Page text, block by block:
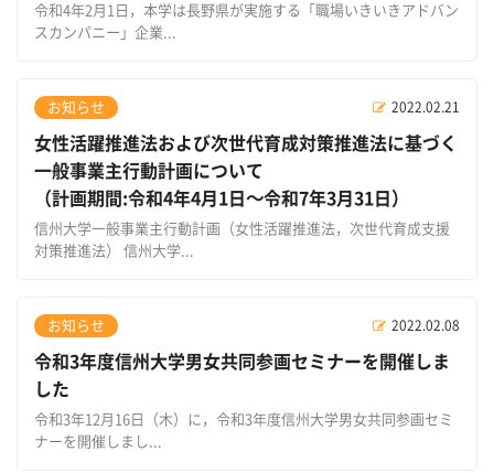
令和4年2月1日，本学は長野県が実施する「職場いきいきアドバン
スカンパニー」企業...
お知らせ 2022.02.21
女性活躍推進法および次世代育成対策推進法に基づく
一般事業主行動計画について
（計画期間:令和4年4月1日～令和7年3月31日）
信州大学一般事業主行動計画（女性活躍推進法，次世代育成支援
対策推進法） 信州大学...
お知らせ 2022.02.08
令和3年度信州大学男女共同参画セミナーを開催しま
した
令和3年12月16日（木）に，令和3年度信州大学男女共同参画セミ
ナーを開催しまし...